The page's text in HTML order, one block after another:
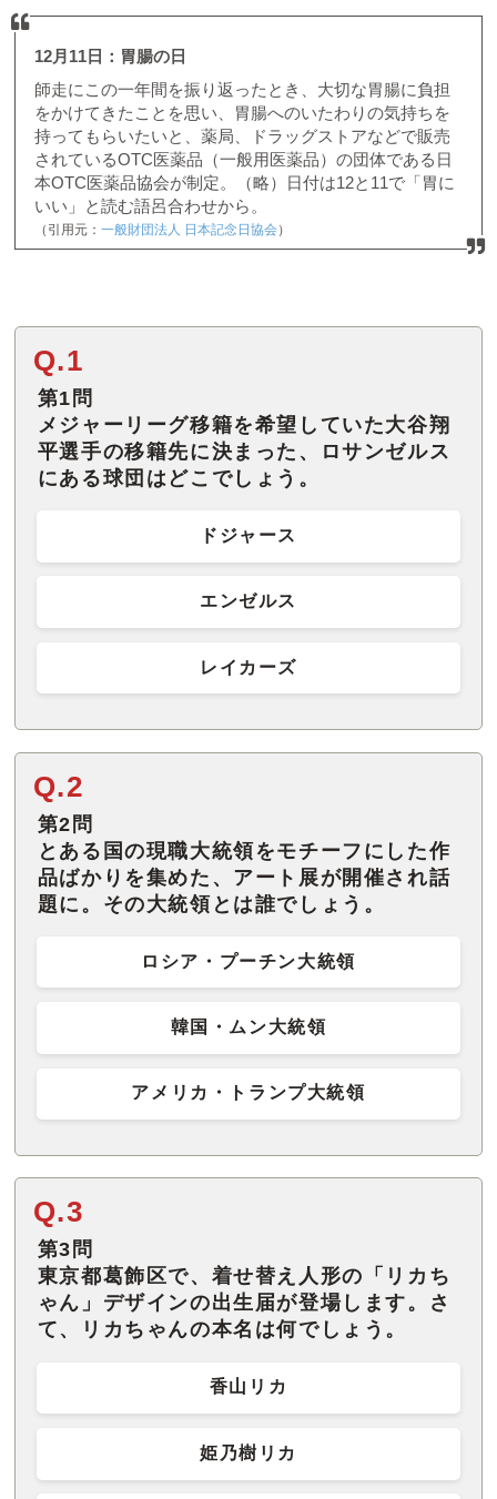
12月11日：胃腸の日
師走にこの一年間を振り返ったとき、大切な胃腸に負担
をかけてきたことを思い、胃腸へのいたわりの気持ちを
持ってもらいたいと、薬局、ドラッグストアなどで販売
されているOTC医薬品（一般用医薬品）の団体である日
本OTC医薬品協会が制定。（略）日付は12と11で「胃に
いい」と読む語呂合わせから。
（引用元： 一般財団法人 日本記念日協会）
Q.1
第1問
メジャーリーグ移籍を希望していた大谷翔
平選手の移籍先に決まった、ロサンゼルス
にある球団はどこでしょう。
ドジャース
エンゼルス
レイカーズ
Q.2
第2問
とある国の現職大統領をモチーフにした作
品ばかりを集めた、アート展が開催され話
題に。その大統領とは誰でしょう。
ロシア・プーチン大統領
韓国・ムン大統領
アメリカ・トランプ大統領
Q.3
第3問
東京都葛飾区で、着せ替え人形の「リカち
ゃん」デザインの出生届が登場します。さ
て、リカちゃんの本名は何でしょう。
香山リカ
姫乃樹リカ